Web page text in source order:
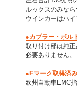
ルックスのみなら
ウインカーはハイ
●カプラー・ボル
取り付け部は純
必要ありません。
●Eマーク取得済み
欧州自動車EMC